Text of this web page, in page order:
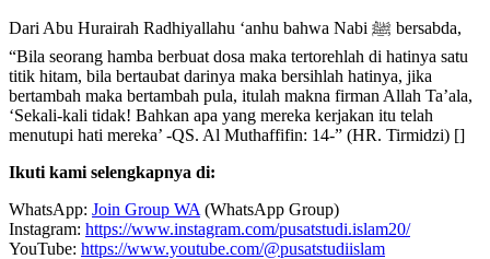
Dari Abu Hurairah Radhiyallahu ‘anhu bahwa Nabi ﷺ bersabda,
“Bila seorang hamba berbuat dosa maka tertorehlah di hatinya satu
titik hitam, bila bertaubat darinya maka bersihlah hatinya, jika
bertambah maka bertambah pula, itulah makna firman Allah Ta’ala,
‘Sekali-kali tidak! Bahkan apa yang mereka kerjakan itu telah
menutupi hati mereka’ -QS. Al Muthaffifin: 14-” (HR. Tirmidzi) []
Ikuti kami selengkapnya di:
WhatsApp: Join Group WA (WhatsApp Group)
Instagram: https://www.instagram.com/pusatstudi.islam20/
YouTube: https://www.youtube.com/@pusatstudiislam